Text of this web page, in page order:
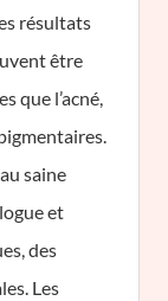
résultats
être
que l’acné,
saine
et
des
Les